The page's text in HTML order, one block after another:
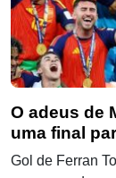
O adeus de
uma final
Gol de Ferran